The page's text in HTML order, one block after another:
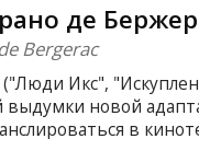
де
Bergerac
Икс",
выдумки новой
в